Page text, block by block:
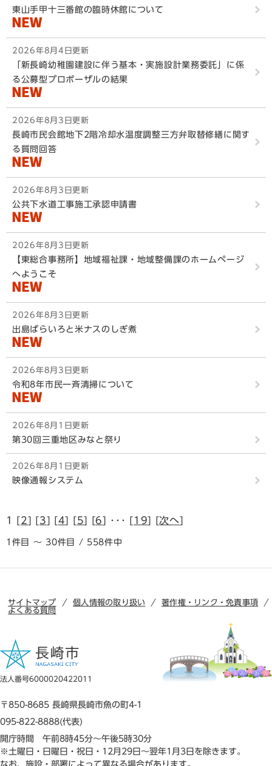
東山手甲十三番館の臨時休館について
2026年8月4日更新
「新長崎幼稚園建設に伴う基本・実施設計業務委託」に係
る公募型プロポーザルの結果
2026年8月3日更新
長崎市民会館地下2階冷却水温度調整三方弁取替修繕に関す
る質問回答
2026年8月3日更新
公共下水道工事施工承認申請書
2026年8月3日更新
【東総合事務所】地域福祉課・地域整備課のホームページ
へようこそ
2026年8月3日更新
出島ばらいろと米ナスのしぎ煮
2026年8月3日更新
令和8年市民一斉清掃について
2026年8月1日更新
第30回三重地区みなと祭り
2026年8月1日更新
映像通報システム
1 [2] [3] [4] [5] [6] ･･･ [19] [次へ]
1件目 ～ 30件目 / 558件中
サイトマップ 個人情報の取り扱い
著作権・リンク・免責事項
よくある質問
法人番号6000020422011
〒850-8685 長崎県長崎市魚の町4-1
095-822-8888(代表)
開庁時間 午前8時45分～午後5時30分
※土曜日・日曜日・祝日・12月29日～翌年1月3日を除きます。
なお、施設・部署によって異なる場合があります。